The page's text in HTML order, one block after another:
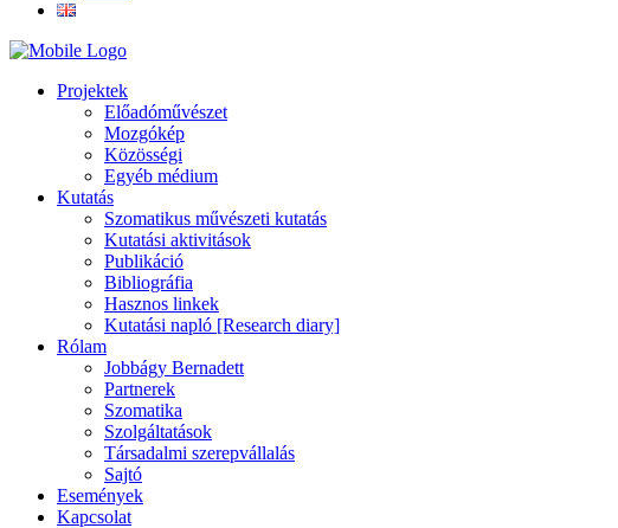
Projektek
Előadóművészet
Mozgókép
Közösségi
Egyéb médium
Kutatás
Szomatikus művészeti kutatás
Kutatási aktivitások
Publikáció
Bibliográfia
Hasznos linkek
Kutatási napló [Research diary]
Rólam
Jobbágy Bernadett
Partnerek
Szomatika
Szolgáltatások
Társadalmi szerepvállalás
Sajtó
Események
Kapcsolat